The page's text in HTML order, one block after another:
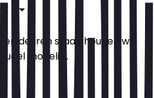
deuren staat, houden we
mogelijk.